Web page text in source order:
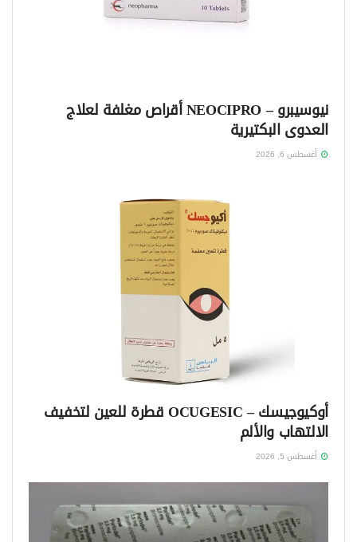
نيوسيبرو – NEOCIPRO أقراص مغلفة لعلاج
العدوى البكتيرية
أغسطس 6, 2026
أوكيوجيسك – OCUGESIC قطرة للعين لتخفيف
الالتهاب والألم
أغسطس 5, 2026